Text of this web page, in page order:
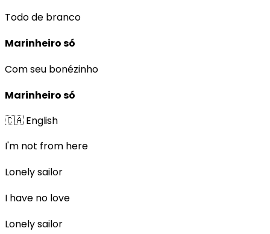
Todo de branco
Marinheiro só
Com seu bonézinho
Marinheiro só
🇨🇦English
I'm not from here
Lonely sailor
I have no love
Lonely sailor